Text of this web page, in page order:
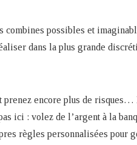
possibles et
dans la plus grande
encore plus de risques…
ici : volez de l’argent à la
règles personnalisées pour